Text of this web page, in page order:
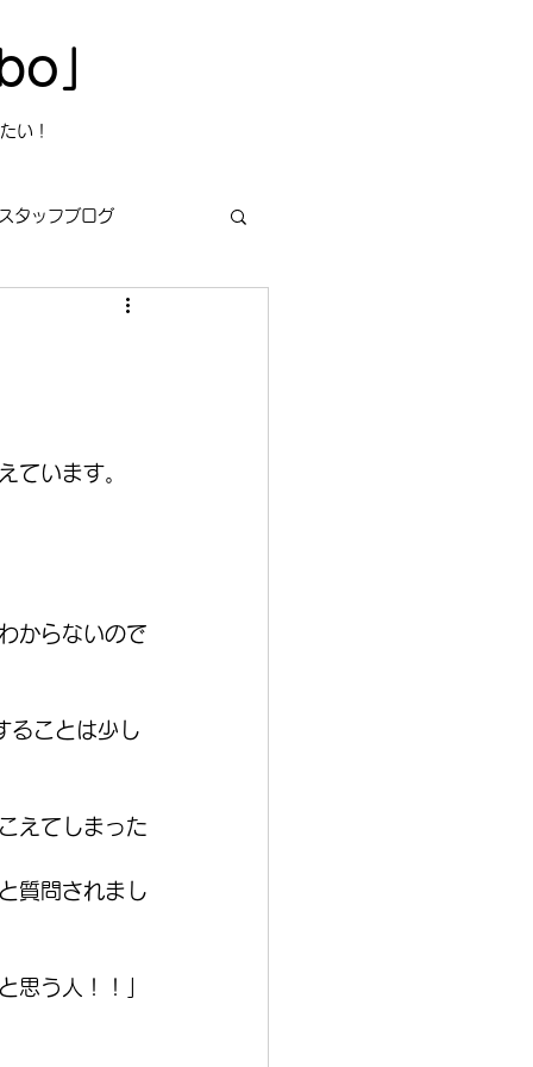
」
い！
タッフブログ
ています。
からないので
ることは少し
えてしまった
質問されまし
思う人！！」